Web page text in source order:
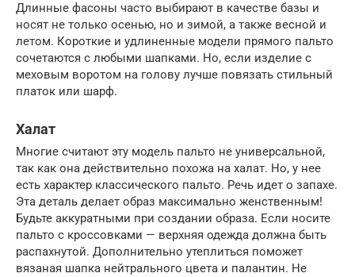
Длинные фасоны часто выбирают в качестве базы и
носят не только осенью, но и зимой, а также весной и
летом. Короткие и удлиненные модели прямого пальто
сочетаются с любыми шапками. Но, если изделие с
меховым воротом на голову лучше повязать стильный
платок или шарф.
Халат
Многие считают эту модель пальто не универсальной,
так как она действительно похожа на халат. Но, у нее
есть характер классического пальто. Речь идет о запахе.
Эта деталь делает образ максимально женственным!
Будьте аккуратными при создании образа. Если носите
пальто с кроссовками — верхняя одежда должна быть
распахнутой. Дополнительно утеплиться поможет
вязаная шапка нейтрального цвета и палантин. Не